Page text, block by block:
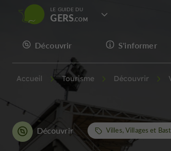
LE GUIDE DU
GERS
Découvrir S'informer
Accueil Tourisme Découvrir
Découvrir Villes, Villages et